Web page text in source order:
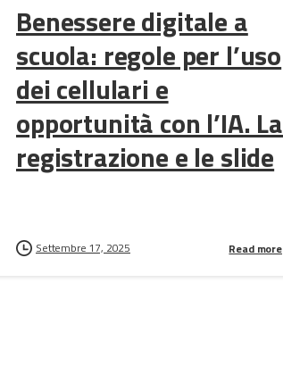
Benessere digitale a
scuola: regole per l’uso
dei cellulari e
opportunità con l’IA. La
registrazione e le slide
Settembre 17, 2025 Read more